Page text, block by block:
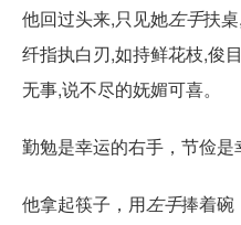
他回过头来,只见她左手扶
纤指执白刃,如持鲜花枝,俊
无事,说不尽的妩媚可喜。
勤勉是幸运的右手，节俭是
他拿起筷子，用左手捧着碗